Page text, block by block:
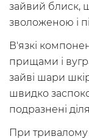
зайвий блиск,
зволоженою і
В'язкі
прищами і
зайві шари
швидко
подразнені
При тривалому